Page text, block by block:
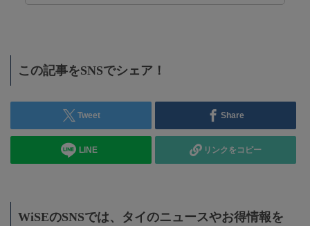
この記事をSNSでシェア！
Tweet Share
LINE リンクをコピー
WiSEのSNSでは、タイのニュースやお得情報を